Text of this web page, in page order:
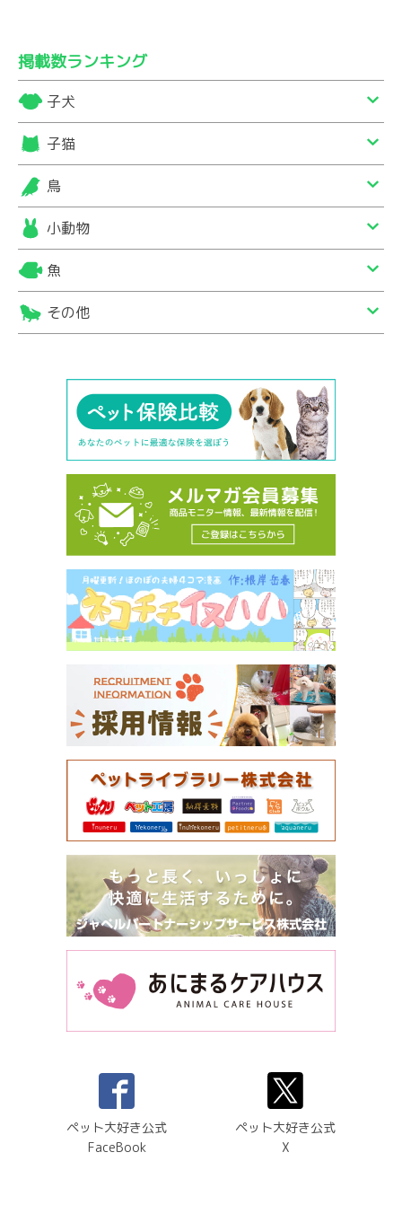
掲載数ランキング
子犬
子猫
鳥
小動物
魚
その他
ペット大好き公式
FaceBook
ペット大好き公式
X